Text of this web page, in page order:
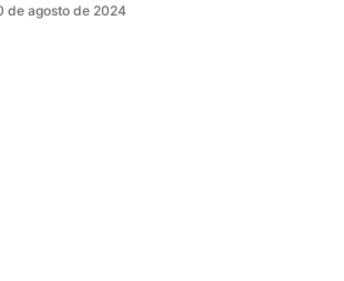
de agosto de 2024